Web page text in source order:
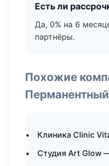
Есть ли
Да, 0% на 6
партнёры.
Похожие
Клиника Clinic
Студия Art Glow